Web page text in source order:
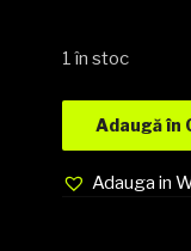
1 în stoc
Adaugă în
Adauga in